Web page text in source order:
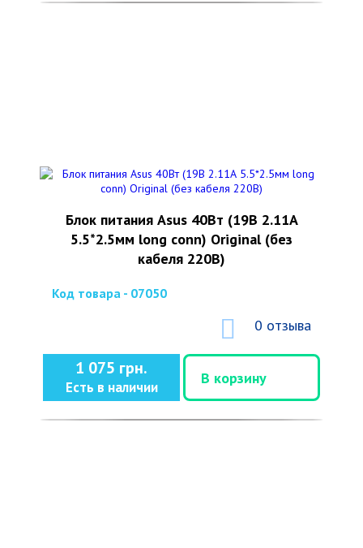
Блок питания Asus 40Вт (19В 2.11А
5.5*2.5мм long conn) Original (без
кабеля 220В)
Код товара - 07050
0 отзыва
1 075 грн.
Есть в наличии
В корзину